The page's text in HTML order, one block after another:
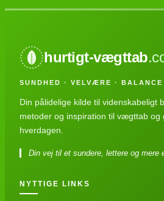
hurtigt-vægttab
SUNDHED · VELVÆRE · BALANCE
Din pålidelige kilde til videnskabeligt
metoder og inspiration til vægttab og
hverdagen.
Din vej til et sundere, lettere og mere
NYTTIGE LINKS